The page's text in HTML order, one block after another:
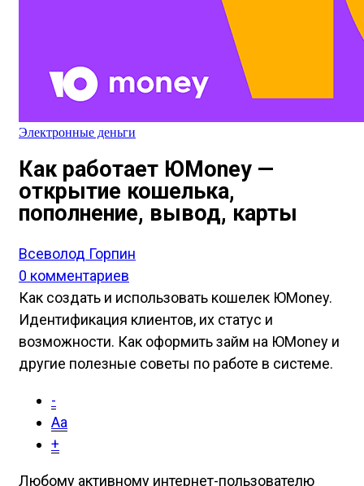
Электронные деньги
Как работает ЮMoney —
открытие кошелька,
пополнение, вывод, карты
Всеволод Горпин
0 комментариев
Как создать и использовать кошелек ЮMoney.
Идентификация клиентов, их статус и
возможности. Как оформить займ на ЮMoney и
другие полезные советы по работе в системе.
-
Aa
+
Любому активному интернет-пользователю